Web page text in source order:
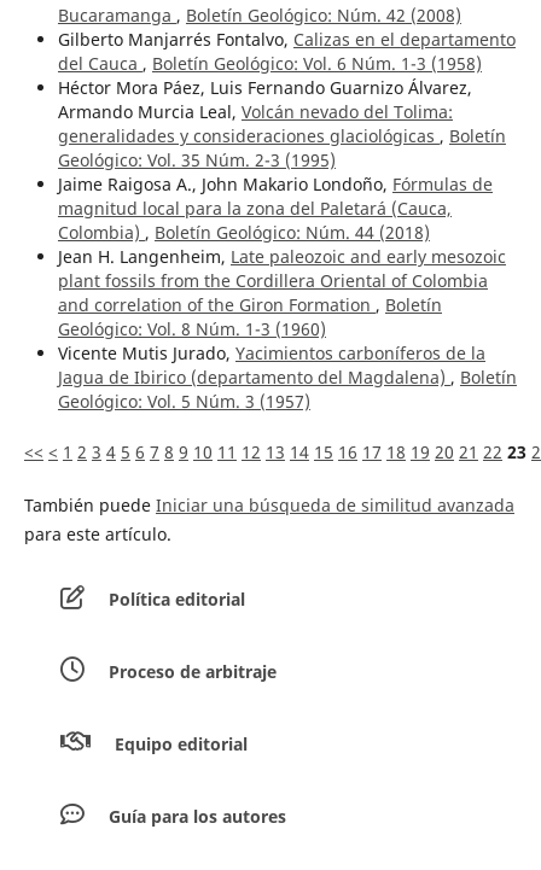
Bucaramanga , Boletín Geológico: Núm. 42 (2008)
Gilberto Manjarrés Fontalvo, Calizas en el departamento
del Cauca , Boletín Geológico: Vol. 6 Núm. 1-3 (1958)
Héctor Mora Páez, Luis Fernando Guarnizo Álvarez,
Armando Murcia Leal, Volcán nevado del Tolima:
generalidades y consideraciones glaciológicas , Boletín
Geológico: Vol. 35 Núm. 2-3 (1995)
Jaime Raigosa A., John Makario Londoño, Fórmulas de
magnitud local para la zona del Paletará (Cauca,
Colombia) , Boletín Geológico: Núm. 44 (2018)
Jean H. Langenheim, Late paleozoic and early mesozoic
plant fossils from the Cordillera Oriental of Colombia
and correlation of the Giron Formation , Boletín
Geológico: Vol. 8 Núm. 1-3 (1960)
Vicente Mutis Jurado, Yacimientos carboníferos de la
Jagua de Ibirico (departamento del Magdalena) , Boletín
Geológico: Vol. 5 Núm. 3 (1957)
<< < 1 2 3 4 5 6 7 8 9 10 11 12 13 14 15 16 17 18 19 20 21 22 23
También puede Iniciar una búsqueda de similitud avanzada
para este artículo.
Política editorial
Proceso de arbitraje
Equipo editorial
Guía para los autores